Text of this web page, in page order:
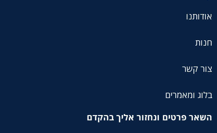
אודותנו
חנות
צור קשר
בלוג ומאמרים
השאר פרטים ונחזור אליך בהקדם